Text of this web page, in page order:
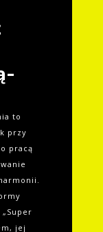
to
przy
pracą
jej